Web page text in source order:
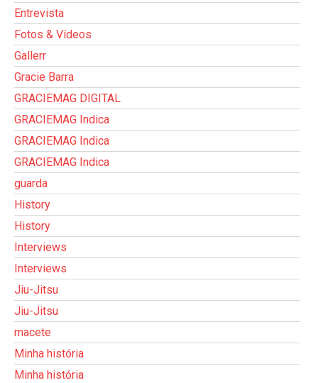
Entrevista
Fotos & Vídeos
Gallerr
Gracie Barra
GRACIEMAG DIGITAL
GRACIEMAG Indica
GRACIEMAG Indica
GRACIEMAG Indica
guarda
History
History
Interviews
Interviews
Jiu-Jitsu
Jiu-Jitsu
macete
Minha história
Minha história